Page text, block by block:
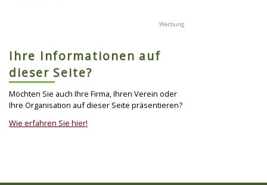
Ihre Informationen auf
dieser Seite?
Möchten Sie auch Ihre Firma, Ihren Verein oder
Ihre Organisation auf dieser Seite präsentieren?
Wie erfahren Sie hier!